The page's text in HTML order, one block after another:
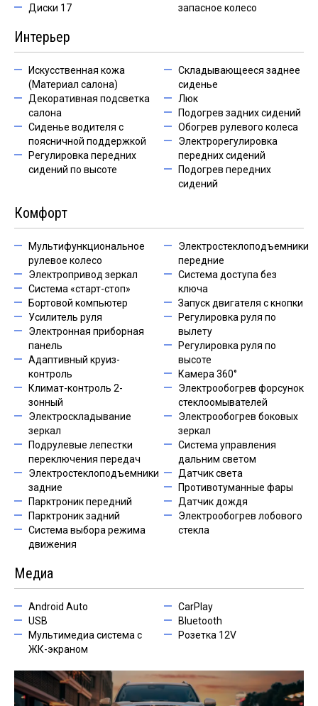
Диски 17
запасное колесо
Интерьер
Искусственная кожа
(Материал салона)
Декоративная подсветка
салона
Сиденье водителя с
поясничной поддержкой
Регулировка передних
сидений по высоте
Складывающееся заднее
сиденье
Люк
Подогрев задних сидений
Обогрев рулевого колеса
Электрорегулировка
передних сидений
Подогрев передних
сидений
Комфорт
Мультифункциональное
рулевое колесо
Электропривод зеркал
Система «старт-стоп»
Бортовой компьютер
Усилитель руля
Электронная приборная
панель
Адаптивный круиз-
контроль
Климат-контроль 2-
зонный
Электроскладывание
зеркал
Подрулевые лепестки
переключения передач
Электростеклоподъемники
задние
Парктроник передний
Парктроник задний
Система выбора режима
движения
Электростеклоподъемники
передние
Система доступа без
ключа
Запуск двигателя с кнопки
Регулировка руля по
вылету
Регулировка руля по
высоте
Камера 360°
Электрообогрев форсунок
стеклоомывателей
Электрообогрев боковых
зеркал
Система управления
дальним светом
Датчик света
Противотуманные фары
Датчик дождя
Электрообогрев лобового
стекла
Медиа
Android Auto
USB
Мультимедиа система с
ЖК-экраном
CarPlay
Bluetooth
Розетка 12V